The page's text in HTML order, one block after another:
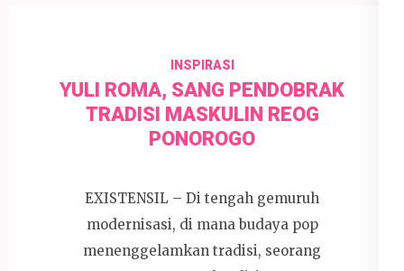
INSPIRASI
YULI ROMA, SANG PENDOBRAK
TRADISI MASKULIN REOG
PONOROGO
EXISTENSIL – Di tengah gemuruh
modernisasi, di mana budaya pop
menenggelamkan tradisi, seorang